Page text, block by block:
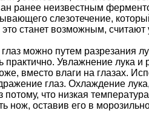
ранее неизвестным
слезотечение,
станет возможным, считают
можно путем разрезания
Увлажнение лука и
вместо влаги на глазах.
глаз. Охлаждение
потому, что низкая
нож, оставив его в